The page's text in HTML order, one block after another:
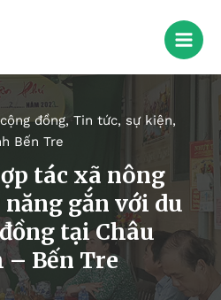
đồng, Tin tức, sự kiện,
Bến Tre
tác xã nông
gắn với du
tại Châu
– Bến Tre